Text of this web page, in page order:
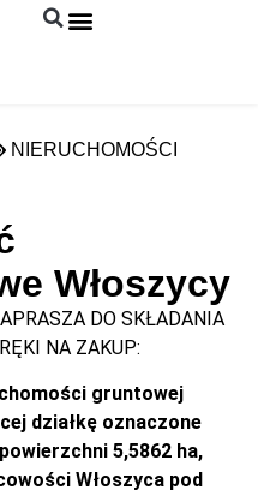
NIERUCHOMOŚCI
Włoszycy
DO SKŁADANIA
NA ZAKUP:
gruntowej
działkę oznaczone
5,5862 ha,
Włoszyca pod